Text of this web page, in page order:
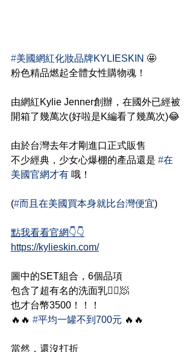
#美國網紅化妝品牌KYLIESKIN 🤩
粉色精品燃起全體女性購物魂！
由網紅Kylie Jenner創辦，在國外已經被
開箱了幾萬次(好啦是K編看了幾萬次)😂
由於台灣去年才剛進口正式販售
不少經典，少女心爆棚的產品還是 #在
美國官網才有 哦！
(#而且在美國買本身就比台灣便宜)
點我看看官網👇👇
https://kylieskin.com/
圖中的SET組合，6個品項
包含了超有名的洗面乳🧖‍♀️🧖
也才台幣3500！！！
🔥🔥 #平均一罐不到700元 🔥🔥
當然，還沒打折